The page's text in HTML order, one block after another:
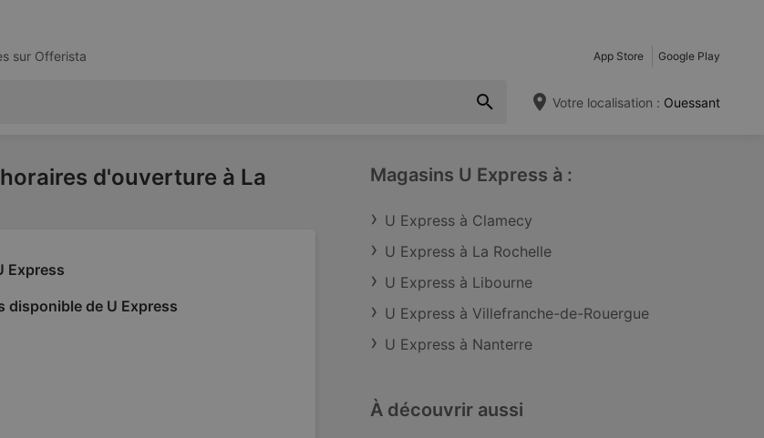
sur Offerista App Store Google Play
Votre localisation : Ouessant
d'ouverture à La
Express
disponible de U Express
Magasins U Express à :
U Express à Clamecy
U Express à La Rochelle
U Express à Libourne
U Express à Villefranche-de-Rouergue
U Express à Nanterre
À découvrir aussi